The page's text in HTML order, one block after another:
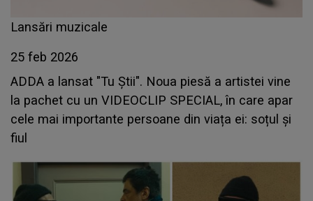
Lansări muzicale
25 feb 2026
ADDA a lansat "Tu Știi". Noua piesă a artistei vine
la pachet cu un VIDEOCLIP SPECIAL, în care apar
cele mai importante persoane din viața ei: soțul și
fiul